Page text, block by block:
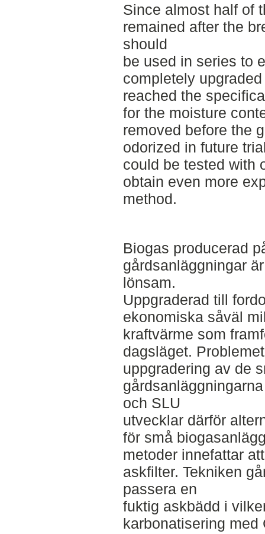
Since almost half of
remained after the
should
be used in series to
completely
reached the
for the moisture
removed before the
odorized in future
could be tested with
obtain even more
method.
Biogas producerad
gårdsanläggningar
lönsam.
Uppgraderad till
ekonomiska såväl
kraftvärme som
dagsläget.
uppgradering av de
och SLU
utvecklar därför
för små
metoder innefattar
askfilter. Tekniken
passera en
fuktig askbädd i
karbonatisering med